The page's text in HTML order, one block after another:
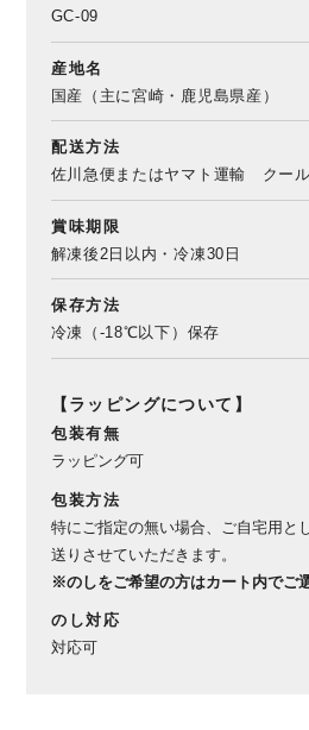
GC-09
産地名
国産（主に宮崎・鹿児島県産）
配送方法
佐川急便またはヤマト運輸 クール
賞味期限
解凍後2日以内・冷凍30日
保存方法
冷凍（-18℃以下）保存
【ラッピングについて】
包装有無
ラッピング可
包装方法
特にご指定の無い場合、ご自宅用と
送りさせていただきます。
※のしをご希望の方はカート内でご
のし対応
対応可